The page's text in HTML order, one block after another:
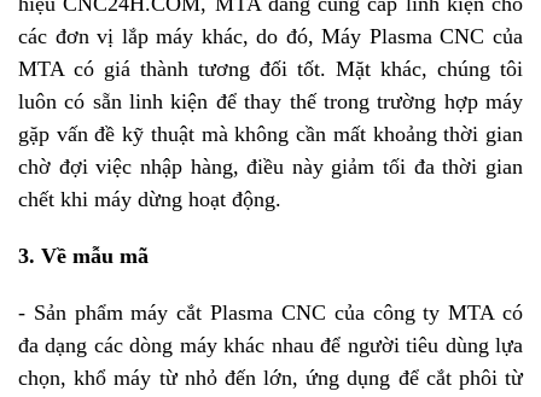
các đơn vị lắp máy khác, do đó, Máy Plasma CNC của
MTA có giá thành tương đối tốt. Mặt khác, chúng tôi
luôn có sẵn linh kiện để thay thế trong trường hợp máy
gặp vấn đề kỹ thuật mà không cần mất khoảng thời gian
chờ đợi việc nhập hàng, điều này giảm tối đa thời gian
chết khi máy dừng hoạt động.
3. Về mẫu mã
- Sản phẩm máy cắt Plasma CNC của công ty MTA có
đa dạng các dòng máy khác nhau để người tiêu dùng lựa
chọn, khổ máy từ nhỏ đến lớn, ứng dụng để cắt phôi từ